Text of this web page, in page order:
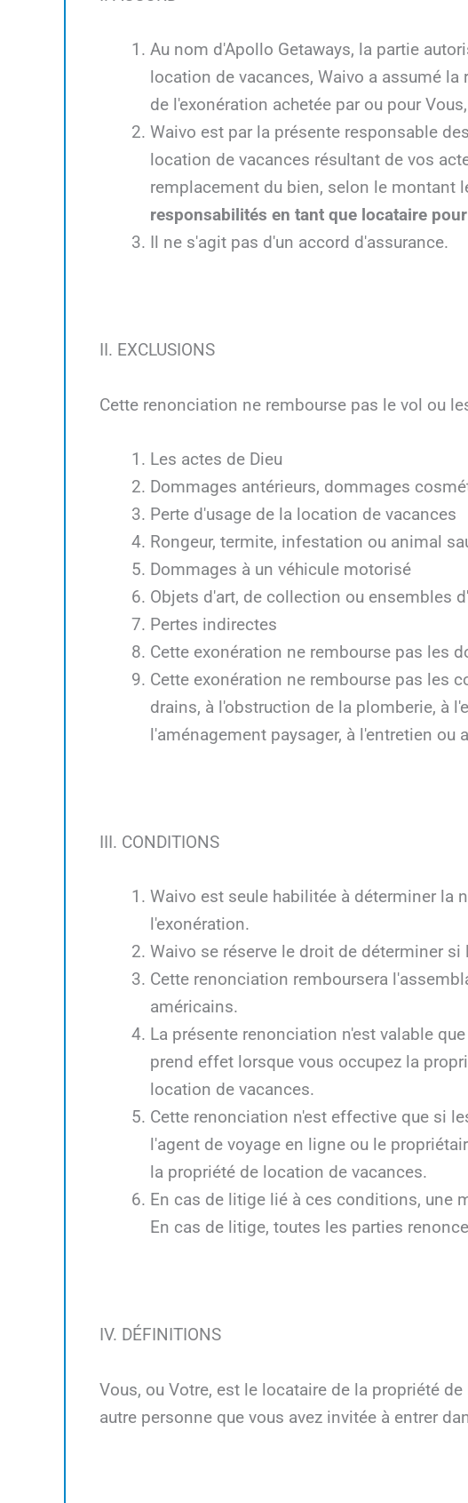
Au nom d'Apollo Getaways, la partie
location de vacances, Waivo a assumé
de l'exonération achetée par ou pour
Waivo est par la présente responsable
location de vacances résultant de vos
remplacement du bien, selon le montant
responsabilités en tant que locataire
Il ne s'agit pas d'un accord d'assurance.
II. EXCLUSIONS
Cette renonciation ne rembourse pas le vol ou
Les actes de Dieu
Dommages antérieurs, dommages
Perte d'usage de la location de vacances
Rongeur, termite, infestation ou animal
Dommages à un véhicule motorisé
Objets d'art, de collection ou ensembles
Pertes indirectes
Cette exonération ne rembourse pas les
Cette exonération ne rembourse pas les
drains, à l'obstruction de la plomberie, à
l'aménagement paysager, à l'entretien ou
III. CONDITIONS
Waivo est seule habilitée à déterminer la
l'exonération.
Waivo se réserve le droit de déterminer
Cette renonciation remboursera
américains.
La présente renonciation n'est valable
prend effet lorsque vous occupez la
location de vacances.
Cette renonciation n'est effective que si
l'agent de voyage en ligne ou le
la propriété de location de vacances.
En cas de litige lié à ces conditions, une
En cas de litige, toutes les parties
IV. DÉFINITIONS
Vous, ou Votre, est le locataire de la propriété
autre personne que vous avez invitée à entrer